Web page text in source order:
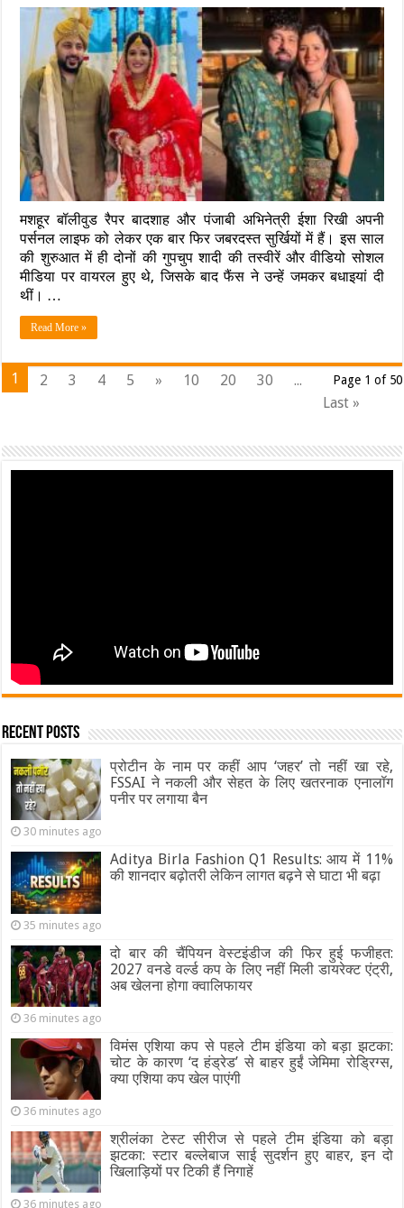
मशहूर बॉलीवुड रैपर बादशाह और पंजाबी अभिनेत्री ईशा रिखी अपनी
पर्सनल लाइफ को लेकर एक बार फिर जबरदस्त सुर्खियों में हैं। इस साल
की शुरुआत में ही दोनों की गुपचुप शादी की तस्वीरें और वीडियो सोशल
मीडिया पर वायरल हुए थे, जिसके बाद फैंस ने उन्हें जमकर बधाइयां दी
थीं। …
Read More »
Page 1 of 50
1 2 3 4 5 » 10 20 30
...
Last »
Recent Posts
प्रोटीन के नाम पर कहीं आप ‘जहर’ तो नहीं खा रहे,
FSSAI ने नकली और सेहत के लिए खतरनाक एनालॉग
पनीर पर लगाया बैन
30 minutes ago
Aditya Birla Fashion Q1 Results: आय में 11%
की शानदार बढ़ोतरी लेकिन लागत बढ़ने से घाटा भी बढ़ा
35 minutes ago
दो बार की चैंपियन वेस्टइंडीज की फिर हुई फजीहत:
2027 वनडे वर्ल्ड कप के लिए नहीं मिली डायरेक्ट एंट्री,
अब खेलना होगा क्वालिफायर
36 minutes ago
विमंस एशिया कप से पहले टीम इंडिया को बड़ा झटका:
चोट के कारण ‘द हंड्रेड’ से बाहर हुईं जेमिमा रोड्रिग्स,
क्या एशिया कप खेल पाएंगी
36 minutes ago
श्रीलंका टेस्ट सीरीज से पहले टीम इंडिया को बड़ा
झटका: स्टार बल्लेबाज साई सुदर्शन हुए बाहर, इन दो
खिलाड़ियों पर टिकी हैं निगाहें
36 minutes ago